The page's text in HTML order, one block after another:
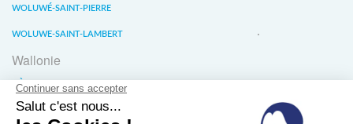
WOLUWÉ-SAINT-PIERRE
WOLUWE-SAINT-LAMBERT
Wallonie
LIÈGE
WATERLOO